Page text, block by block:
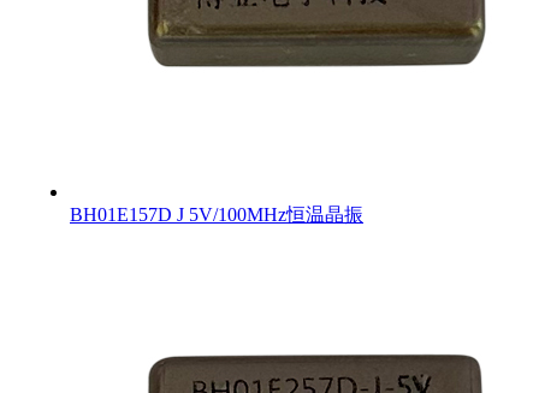
BH01E157D J 5V/100MHz恒温晶振